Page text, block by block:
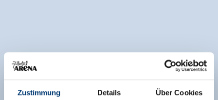
Zustimmung Details Über Cookies